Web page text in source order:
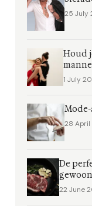
25 July
Houd
1 July
28
De
22 June